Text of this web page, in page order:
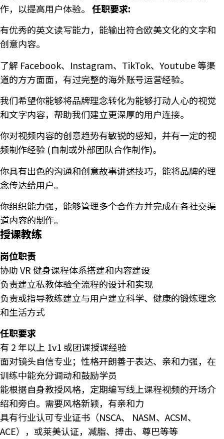
作，以提高用户体验。 任职要求:
有优秀的英文读写能力，能输出符合欧美文化的文字和
创意内容。
了解 Facebook、Instagram、TikTok、Youtube 等渠
道的方方面面，有过完整的海外账号运营经验。
我们希望你能够将品牌理念转化为能够打动人心的视觉
和文字内容，帮助我们建立更深厚的用户连接。
你对视频内容的创意趋势有敏锐的感知，并有一定的视
频制作经验 (自制或外部团队合作制作)。
你具有出色的沟通和创意故事讲述技巧，能将品牌的理
念传达给用户。
你组织能力强，能够管理多个合作方并完成在各社交渠
道内容的制作。
授课教练
岗位职责
协助 VR 健身课程体系搭建和内容建设
负责建立私教体验全流程的设计和实现
负责或指导教练建立与用户建立科学、健康的锻炼理念
和生活方式
任职要求
有 2 年以上 1v1 或团课授课经验
面对镜头自信专业；性格开朗善于表达、亲和力强，在
训练中能充分调动和鼓励学员
能根据自身教授风格，定期编写线上课程视频的开场介
绍和旁白。需要风格新颖，有亲和力
具有行业认可专业证书（NSCA、 NASM、ACSM、
ACE），或莱美认证，减脂、搏击、尊巴等等